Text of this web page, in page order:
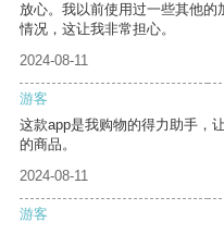
放心。我以前使用过一些其他的
情况，这让我非常担心。
2024-08-11
游客
这款app是我购物的得力助手，
的商品。
2024-08-11
游客